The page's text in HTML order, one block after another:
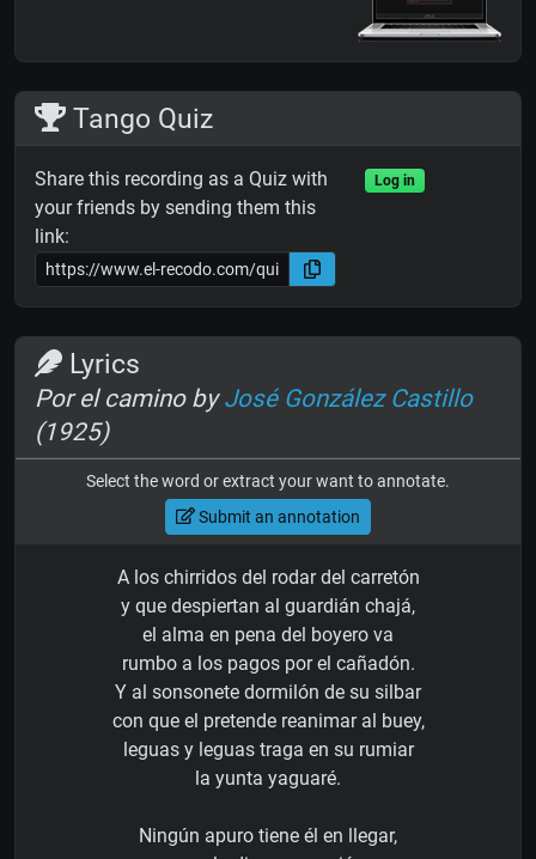
Tango Quiz
Share this recording as a Quiz with
your friends by sending them this
link:
Log in
Lyrics
Por el camino byJosé González Castillo
(1925)
Select the word or extract your want to annotate.
Submit an annotation
A los chirridos del rodar del carretón
y que despiertan al guardián chajá,
el alma en pena del boyero va
rumbo a los pagos por el cañadón.
Y al sonsonete dormilón de su silbar
con que el pretende reanimar al buey,
leguas y leguas traga en su rumiar
la yunta yaguaré.
Ningún apuro tiene él en llegar,